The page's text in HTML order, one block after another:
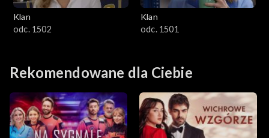
Klan
odc. 1502
Klan
odc. 1501
Rekomendowane dla Ciebie